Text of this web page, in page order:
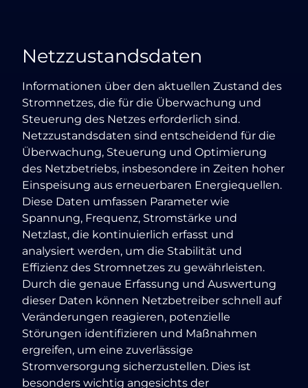
Netzzustandsdaten
Informationen über den aktuellen Zustand des
Stromnetzes, die für die Überwachung und
Steuerung des Netzes erforderlich sind.
Netzzustandsdaten sind entscheidend für die
Überwachung, Steuerung und Optimierung
des Netzbetriebs, insbesondere in Zeiten hoher
Einspeisung aus erneuerbaren Energiequellen.
Diese Daten umfassen Parameter wie
Spannung, Frequenz, Stromstärke und
Netzlast, die kontinuierlich erfasst und
analysiert werden, um die Stabilität und
Effizienz des Stromnetzes zu gewährleisten.
Durch die genaue Erfassung und Auswertung
dieser Daten können Netzbetreiber schnell auf
Veränderungen reagieren, potenzielle
Störungen identifizieren und Maßnahmen
ergreifen, um eine zuverlässige
Stromversorgung sicherzustellen. Dies ist
besonders wichtig angesichts der